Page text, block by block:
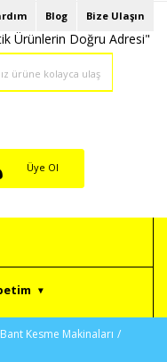
Blog Bize Ulaşın
Ürünlerin Doğru Adresi"
Üye Ol
Bant Kesme Makinaları